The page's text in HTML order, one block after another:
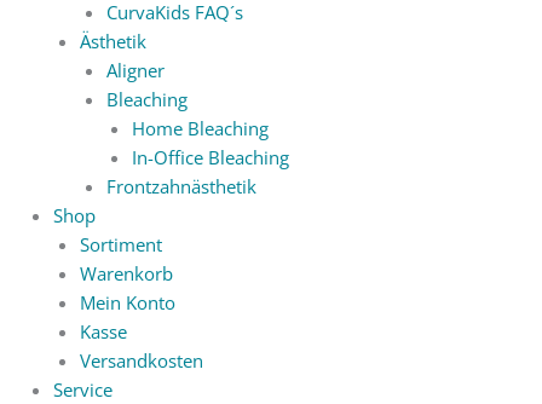
CurvaKids FAQ´s
Ästhetik
Aligner
Bleaching
Home Bleaching
In-Office Bleaching
Frontzahnästhetik
Shop
Sortiment
Warenkorb
Mein Konto
Kasse
Versandkosten
Service